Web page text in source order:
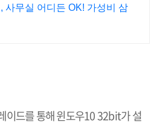
사무실 어디든 OK! 가성비 삼
이드를 통해 윈도우10 32bit가 설